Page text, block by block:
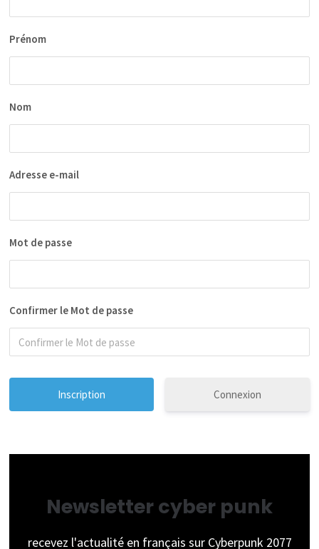
Prénom
Nom
Adresse e-mail
Mot de passe
Confirmer le Mot de passe
Connexion
Newsletter cyber punk
recevez l'actualité en français sur Cyberpunk 2077